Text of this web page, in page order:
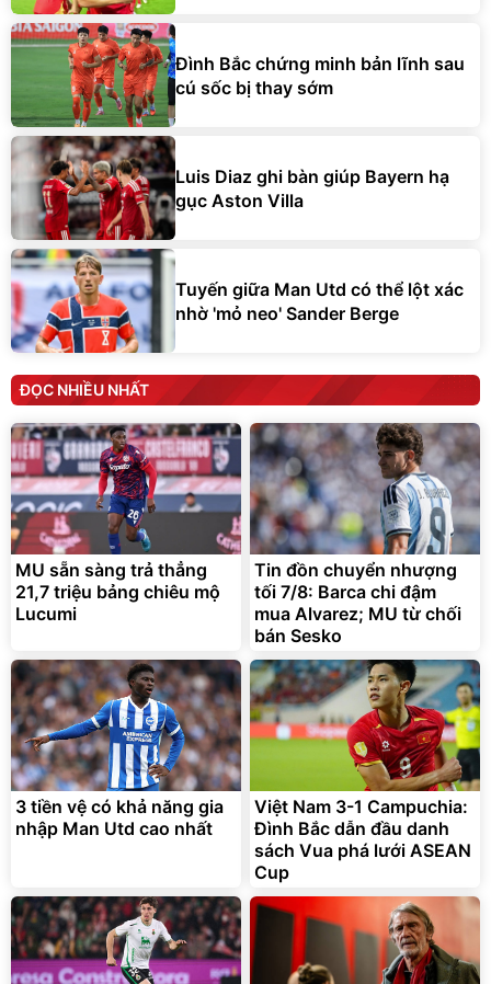
Đình Bắc chứng minh bản lĩnh sau
cú sốc bị thay sớm
Luis Diaz ghi bàn giúp Bayern hạ
gục Aston Villa
Tuyến giữa Man Utd có thể lột xác
nhờ 'mỏ neo' Sander Berge
ĐỌC NHIỀU NHẤT
MU sẵn sàng trả thẳng
21,7 triệu bảng chiêu mộ
Lucumi
Tin đồn chuyển nhượng
tối 7/8: Barca chi đậm
mua Alvarez; MU từ chối
bán Sesko
3 tiền vệ có khả năng gia
nhập Man Utd cao nhất
Việt Nam 3-1 Campuchia:
Đình Bắc dẫn đầu danh
sách Vua phá lưới ASEAN
Cup